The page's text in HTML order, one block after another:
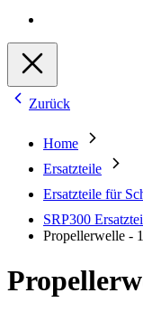
Zurück
Home
Ersatzteile
Ersatzteile für
SRP300
Propellerwelle -